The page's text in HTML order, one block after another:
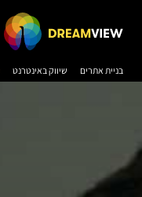
בניית אתרים שיווק באינטרנט